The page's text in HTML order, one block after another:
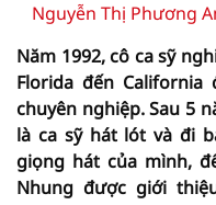
Nguyễn Thị Phương
Năm 1992, cô ca sỹ
Florida đến
chuyên nghiệp. Sau 5
là ca sỹ hát lót và đi
giọng hát của mình,
Nhung được giới